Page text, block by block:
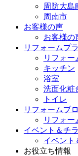
周防大島
周南市
お客様の声
お客様の
リフォームプ
リフォー
キッチン
浴室
洗面化粧
トイレ
リフォームブ
リフォー
イベント＆チ
イベント
お役立ち情報